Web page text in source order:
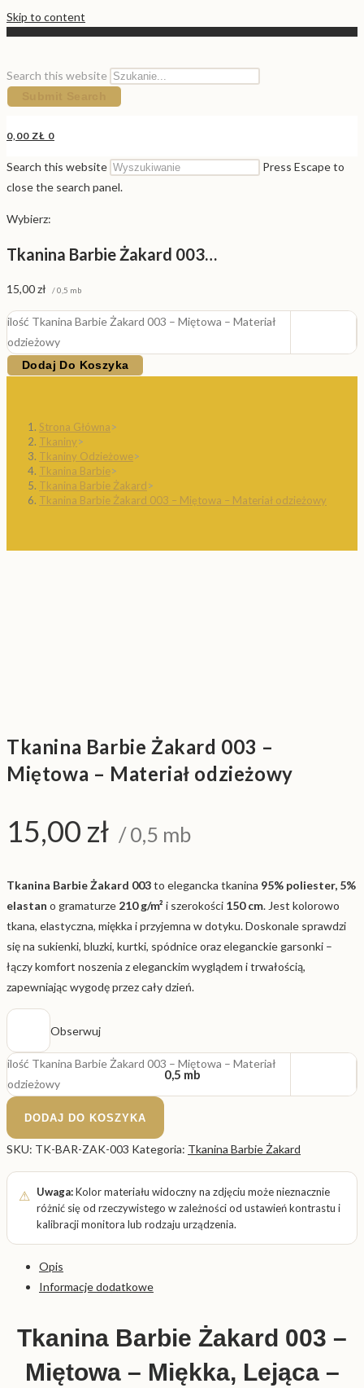
Skip to content
Search this website
0,00 ZŁ 0
Search this website
Press Escape to
close the search panel.
Wybierz:
Tkanina Barbie Żakard 003…
15,00zł / 0,5 mb
ilość Tkanina Barbie Żakard 003 – Miętowa – Materiał
odzieżowy
Dodaj Do Koszyka
Strona Główna>
Tkaniny>
Tkaniny Odzieżowe>
Tkanina Barbie>
Tkanina Barbie Żakard>
Tkanina Barbie Żakard 003 – Miętowa – Materiał odzieżowy
Tkanina Barbie Żakard 003 –
Miętowa – Materiał odzieżowy
15,00 zł / 0,5 mb
Tkanina Barbie Żakard 003to elegancka tkanina 95% poliester, 5%
elastan o gramaturze 210 g/m² i szerokości 150 cm. Jest kolorowo
tkana, elastyczna, miękka i przyjemna w dotyku. Doskonale sprawdzi
się na sukienki, bluzki, kurtki, spódnice oraz eleganckie garsonki –
łączy komfort noszenia z eleganckim wyglądem i trwałością,
zapewniając wygodę przez cały dzień.
Obserwuj
ilość Tkanina Barbie Żakard 003 – Miętowa – Materiał
odzieżowy
0,5 mb
DODAJ DO KOSZYKA
SKU: TK-BAR-ZAK-003 Kategoria: Tkanina Barbie Żakard
Uwaga:Kolor materiału widoczny na zdjęciu może nieznacznie
różnić się od rzeczywistego w zależności od ustawień kontrastu i
kalibracji monitora lub rodzaju urządzenia.
Opis
Informacje dodatkowe
Tkanina Barbie Żakard 003 –
Miętowa – Miękka, Lejąca –